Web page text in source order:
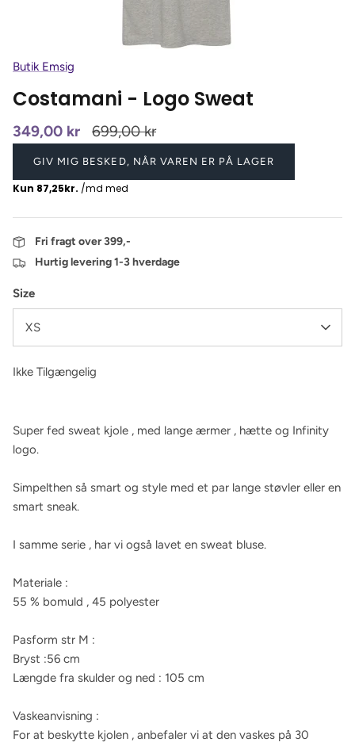
Butik Emsig
Costamani - Logo Sweat
349,00 kr 699,00 kr
GIV MIG BESKED, NÅR VAREN ER PÅ LAGER
Fri fragt over 399,-
Hurtig levering 1-3 hverdage
Size
XS
Ikke Tilgængelig
Super fed sweat kjole , med lange ærmer , hætte og Infinity
logo.
Simpelthen så smart og style med et par lange støvler eller en
smart sneak.
I samme serie , har vi også lavet en sweat bluse.
Materiale :
55 % bomuld , 45 polyester
Pasform str M :
Bryst :56 cm
Længde fra skulder og ned : 105 cm
Vaskeanvisning :
For at beskytte kjolen , anbefaler vi at den vaskes på 30